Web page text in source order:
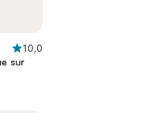
10,0
sur